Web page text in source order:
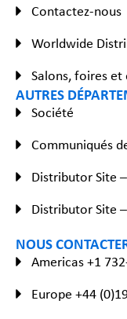
Contactez-nous
Worldwide
Salons, foires
AUTRES
Société
Communiqués
Distributor Site
Distributor Site
NOUS
Americas +1
Europe +44